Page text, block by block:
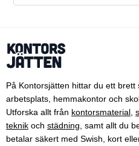
På Kontorsjätten hittar du ett
arbetsplats, hemmakontor och
Utforska allt från kontorsmaterial
teknik och städning , samt allt du
betalar säkert med Swish, kort